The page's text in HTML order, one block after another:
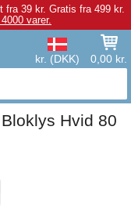
fra 39 kr. Gratis fra 499 kr.
varer.
kr. (DKK) 0,00 kr.
Hvid 80